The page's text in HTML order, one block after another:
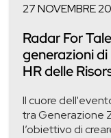
27 NOVEMBRE
Radar For
generazioni
HR delle
Il cuore
tra Generazione
l’obiettivo di